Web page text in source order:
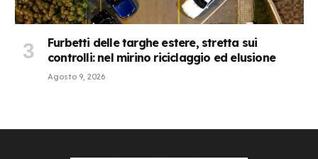
Furbetti delle targhe estere, stretta sui
controlli: nel mirino riciclaggio ed elusione
Agosto 9, 2026